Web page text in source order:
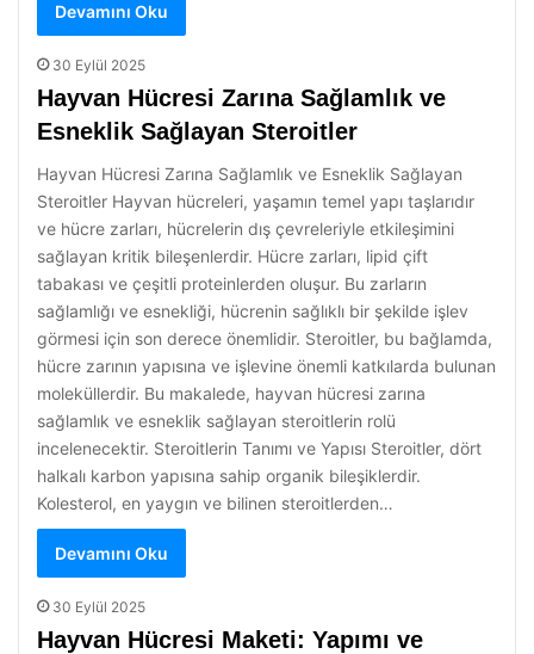
Devamını Oku
30 Eylül 2025
Hayvan Hücresi Zarına Sağlamlık ve
Esneklik Sağlayan Steroitler
Hayvan Hücresi Zarına Sağlamlık ve Esneklik Sağlayan
Steroitler Hayvan hücreleri, yaşamın temel yapı taşlarıdır
ve hücre zarları, hücrelerin dış çevreleriyle etkileşimini
sağlayan kritik bileşenlerdir. Hücre zarları, lipid çift
tabakası ve çeşitli proteinlerden oluşur. Bu zarların
sağlamlığı ve esnekliği, hücrenin sağlıklı bir şekilde işlev
görmesi için son derece önemlidir. Steroitler, bu bağlamda,
hücre zarının yapısına ve işlevine önemli katkılarda bulunan
moleküllerdir. Bu makalede, hayvan hücresi zarına
sağlamlık ve esneklik sağlayan steroitlerin rolü
incelenecektir. Steroitlerin Tanımı ve Yapısı Steroitler, dört
halkalı karbon yapısına sahip organik bileşiklerdir.
Kolesterol, en yaygın ve bilinen steroitlerden…
Devamını Oku
30 Eylül 2025
Hayvan Hücresi Maketi: Yapımı ve